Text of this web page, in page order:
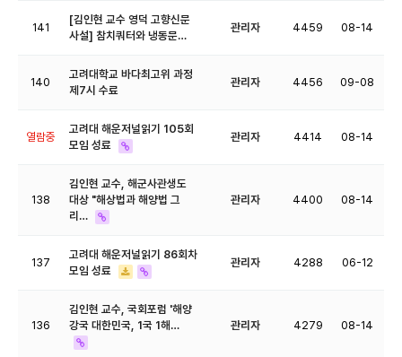
141
[​김인현 교수 영덕 고향신문
사설] 참치쿼터와 냉동문…
관리자 4459 08-14
140
고려대학교 바다최고위 과정
제7시 수료
관리자 4456 09-08
열람중
고려대 해운저널읽기 105회
모임 성료
관리자 4414 08-14
138
김인현 교수, 해군사관생도
대상 "해상법과 해양법 그
리…
관리자 4400 08-14
137
고려대 해운저널읽기 86회차
모임 성료
관리자 4288 06-12
136
김인현 교수, 국회포럼 '해양
강국 대한민국, 1국 1해…
관리자 4279 08-14